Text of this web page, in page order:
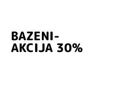
BAZENI-
AKCIJA 30%